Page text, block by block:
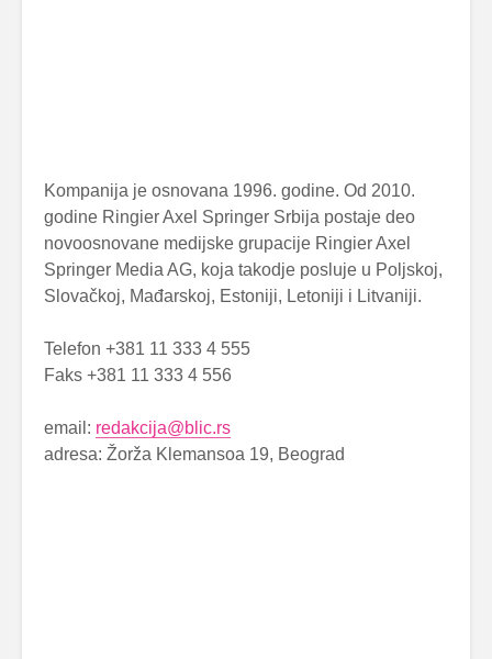
Kompanija je osnovana 1996. godine. Od 2010.
godine Ringier Axel Springer Srbija postaje deo
novoosnovane medijske grupacije Ringier Axel
Springer Media AG, koja takodje posluje u Poljskoj,
Slovačkoj, Mađarskoj, Estoniji, Letoniji i Litvaniji.
Telefon +381 11 333 4 555
Faks +381 11 333 4 556
email: redakcija@blic.rs
adresa: Žorža Klemansoa 19, Beograd